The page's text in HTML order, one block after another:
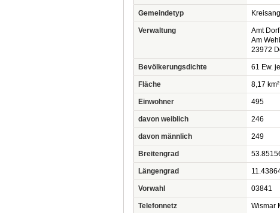
Gemeindetyp
Verwaltung
Amt
Am
23972
Bevölkerungsdichte 61 Ew.
Fläche 8,17 km²
Einwohner 495
davon weiblich 246
davon männlich 249
Breitengrad
Längengrad
Vorwahl 03841
Telefonnetz Wismar